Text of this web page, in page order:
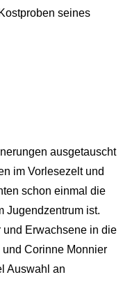
seines
ausgetauscht
im Vorlesezelt und
schon einmal die
Jugendzentrum ist.
Erwachsene in die
Corinne Monnier
Auswahl an